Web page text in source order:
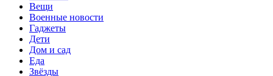
Вещи
Военные новости
Гаджеты
Дети
Дом и сад
Еда
Звёзды